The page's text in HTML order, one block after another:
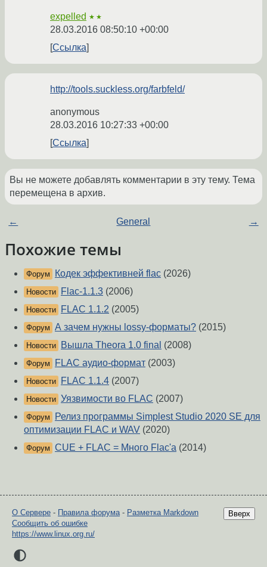
expelled ★★
28.03.2016 08:50:10 +00:00
Ссылка
http://tools.suckless.org/farbfeld/
anonymous
28.03.2016 10:27:33 +00:00
Ссылка
Вы не можете добавлять комментарии в эту тему. Тема
перемещена в архив.
← General →
Похожие темы
Форум Кодек эффективней flac (2026)
Новости Flac-1.1.3 (2006)
Новости FLAC 1.1.2 (2005)
Форум А зачем нужны lossy-форматы? (2015)
Новости Вышла Theora 1.0 final (2008)
Форум FLAC аудио-формат (2003)
Новости FLAC 1.1.4 (2007)
Новости Уязвимости во FLAC (2007)
Форум
Релиз программы Simplest Studio 2020 SE для
оптимизации FLAC и WAV (2020)
Форум CUE + FLAC = Много Flac'a (2014)
Вверх
О Сервере - Правила форума- Разметка Markdown
Сообщить об ошибке
https://www.linux.org.ru/